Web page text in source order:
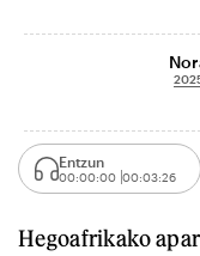
Entzun
00:00:00 00:03:26
Hegoafrikako